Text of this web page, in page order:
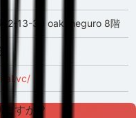
崎2-13-30 oak meguro 8階
すか？